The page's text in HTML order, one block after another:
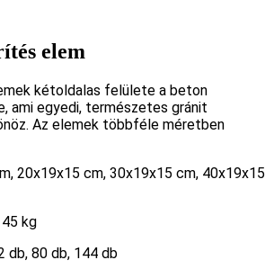
elem
kétoldalas felülete a beton
ami egyedi, természetes gránit
Az elemek többféle méretben
20x19x15 cm, 30x19x15 cm, 40x19x15
kg
db, 80 db, 144 db